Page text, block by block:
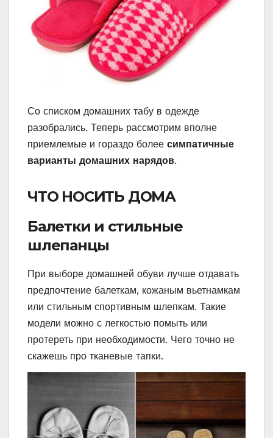
Со списком домашних табу в одежде
разобрались. Теперь рассмотрим вполне
приемлемые и гораздо более симпатичные
варианты домашних нарядов.
ЧТО НОСИТЬ ДОМА
Балетки и стильные
шлепанцы
При выборе домашней обуви лучше отдавать
предпочтение балеткам, кожаным вьетнамкам
или стильным спортивным шлепкам. Такие
модели можно с легкостью помыть или
протереть при необходимости. Чего точно не
скажешь про тканевые тапки.